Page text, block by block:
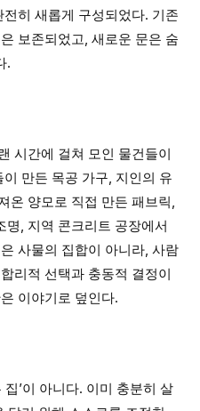
히 새롭게 구성되었다. 기존
보존되었고, 새로운 문은 숨
.
시간에 걸쳐 모인 물건들이
만든 목공 가구, 지인의 유
온 양모로 직접 만든 패브릭,
, 지역 콘크리트 공장에서
사물의 집합이 아니라, 사람
리적 선택과 충동적 결정이
이야기로 덮인다.
’이 아니다. 이미 충분히 살